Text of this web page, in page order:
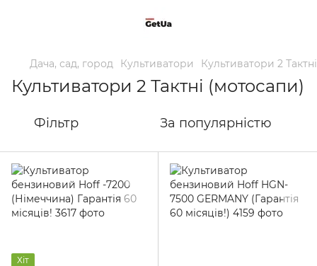
Дача, сад, город Культиватори Культиватори 2
Культиватори 2 Тактні (мотосапи)
Фільтр За популярністю
Хіт